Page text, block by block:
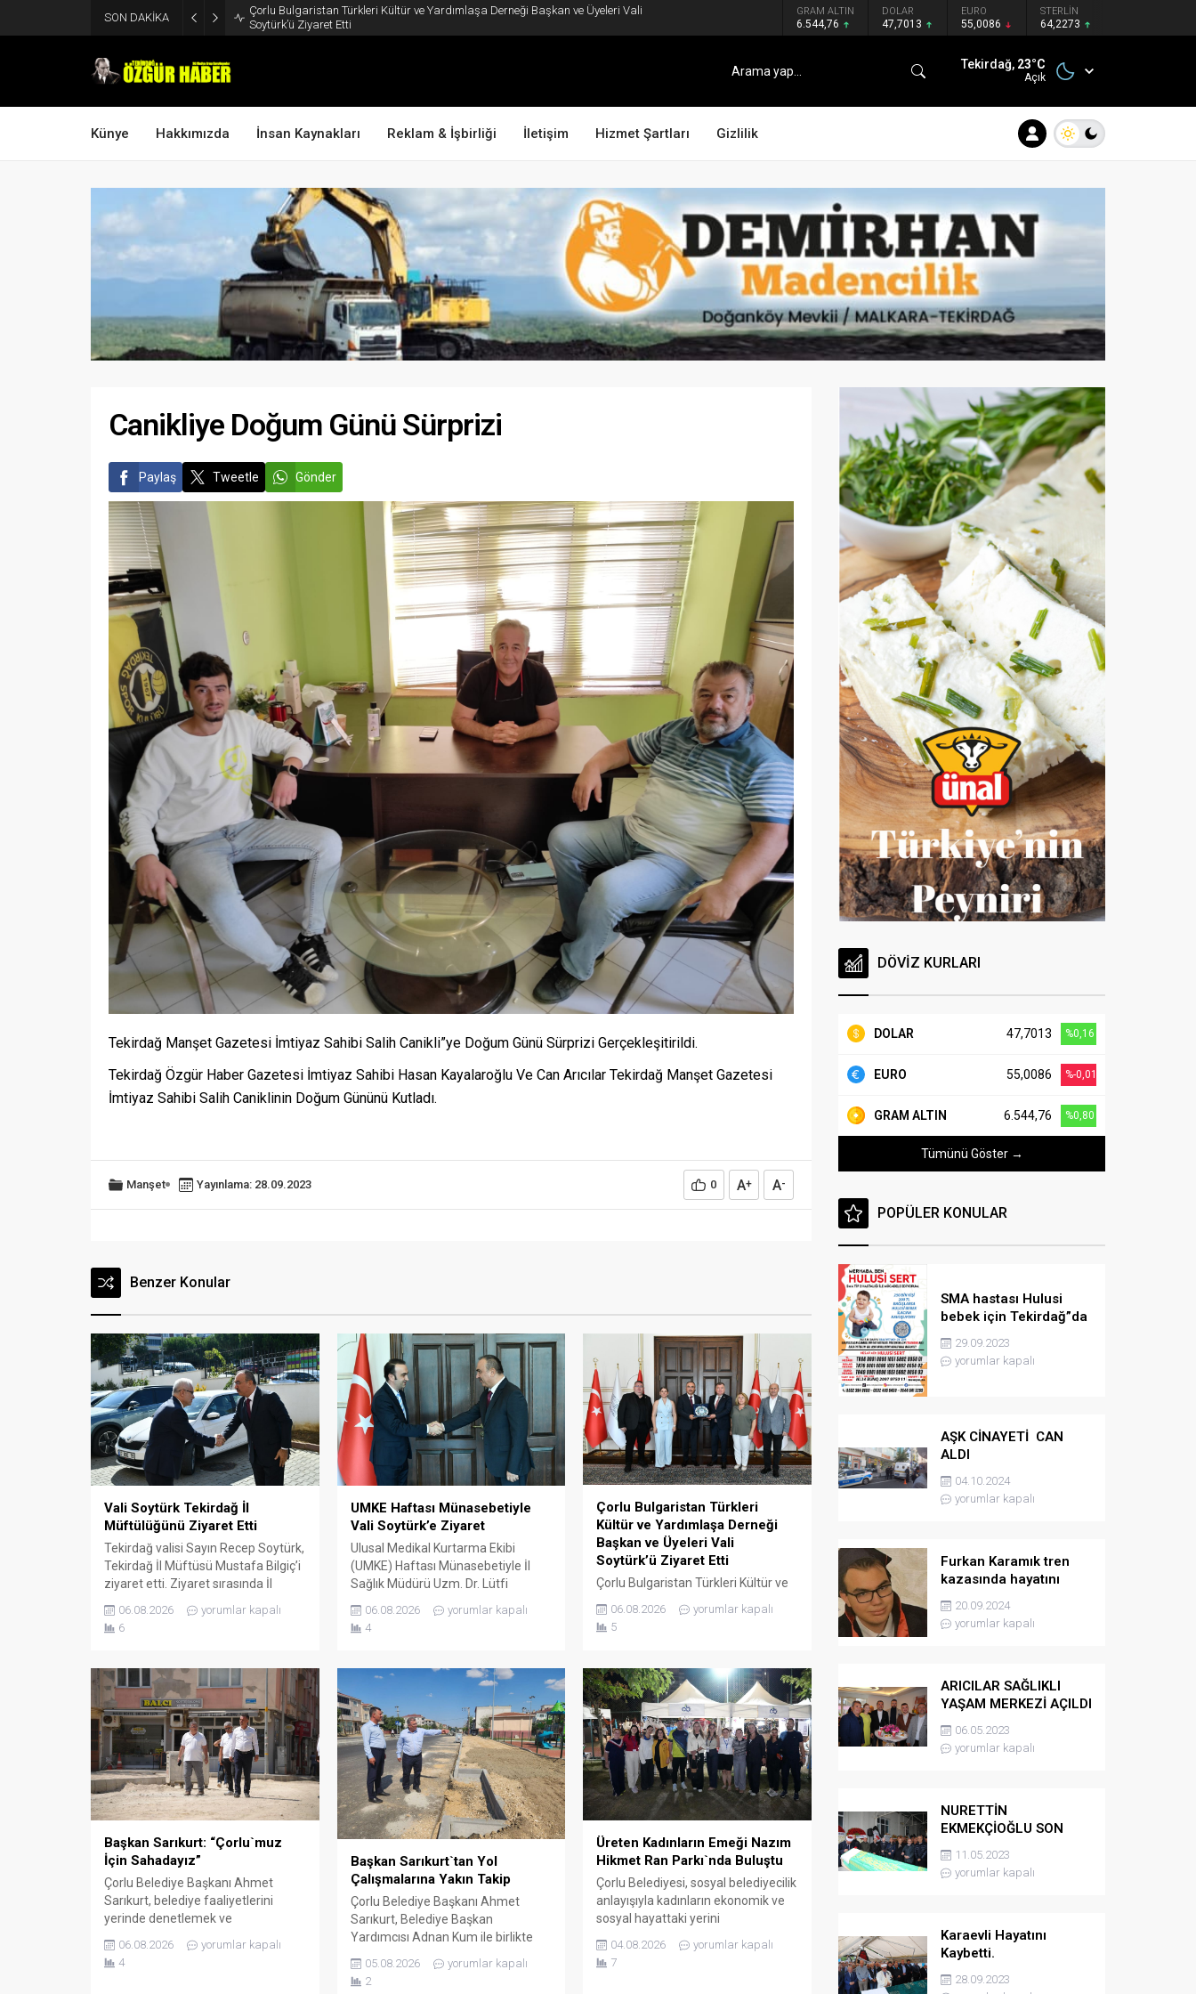
SON DAKİKA
Çorlu Bulgaristan Türkleri Kültür ve Yardımlaşa Derneği Başkan ve Üyeleri Vali
Soytürk’ü Ziyaret Etti
GRAM ALTIN
6.544,76
DOLAR
47,7013
EURO
55,0086
STERLİN
64,2273
Tekirdağ, 23°C
Açık
Künye Hakkımızda İnsan Kaynakları Reklam & İşbirliği İletişim Hizmet Şartları Gizlilik
Canikliye Doğum Günü Sürprizi
Paylaş Tweetle Gönder
Tekirdağ Manşet Gazetesi İmtiyaz Sahibi Salih Canikli”ye Doğum Günü Sürprizi Gerçekleşitirildi.
Tekirdağ Özgür Haber Gazetesi İmtiyaz Sahibi Hasan Kayalaroğlu Ve Can Arıcılar Tekirdağ Manşet Gazetesi
İmtiyaz Sahibi Salih Caniklinin Doğum Gününü Kutladı.
Manşet Yayınlama: 28.09.2023 0 A+ A-
Benzer Konular
Vali Soytürk Tekirdağ İl
Müftülüğünü Ziyaret Etti
Tekirdağ valisi Sayın Recep Soytürk,
Tekirdağ İl Müftüsü Mustafa Bilgiç’i
ziyaret etti. Ziyaret sırasında İl
Müftülüğü personeli tarafından
karşılanan Vali Soytürk ardından İl
müftülüğün çalışma ve faaliyetleri
hakkında bilgi aldı. Günün anısına
hatıra fotoğrafı çekilmesinin
ardından ziyaret sona erdi.
06.08.2026
yorumlar kapalı
6
UMKE Haftası Münasebetiyle
Vali Soytürk’e Ziyaret
Ulusal Medikal Kurtarma Ekibi
(UMKE) Haftası Münasebetiyle İl
Sağlık Müdürü Uzm. Dr. Lütfi
Başkanı Uzm. Dr. Mustafa Dönmez
ve UMKE çalışanları, Tekirdağ valisi
ziyaret etti. Ziyaret sırasında İl
Sağlık Müdürü Onar, UMKE Haftası
münasebetiyle düzenlenecek
etkinlikler hakkında Vali Soytürk’e
bilgi verdi. Ziyaretten...
06.08.2026
yorumlar kapalı
4
Çorlu Bulgaristan Türkleri
Kültür ve Yardımlaşa Derneği
Başkan ve Üyeleri Vali
Soytürk’ü Ziyaret Etti
Çorlu Bulgaristan Türkleri Kültür ve
Çetin ve yönetim kurulu üyeleri,
Tekirdağ valisi Sayın Recep
etti.Dernek Başkanı Çetin ve
yönetim kurulu üyeleri ile bir süre
görüşen Vali Soytürk, derneğin
çalışmaları hakkında bilgi aldı.
06.08.2026
yorumlar kapalı
5
Başkan Sarıkurt: “Çorlu`muz
İçin Sahadayız”
Çorlu Belediye Başkanı Ahmet
Sarıkurt, belediye faaliyetlerini
yerinde denetlemek ve
amacıyla gerçekleştirdiği mahalle
gezilerine aralıksız devam ediyor.
06.08.2026
yorumlar kapalı
4
Başkan Sarıkurt`tan Yol
Çalışmalarına Yakın Takip
Çorlu Belediye Başkanı Ahmet
Sarıkurt, Belediye Başkan
Yardımcısı Adnan Kum ile birlikte
sürdürülen altyapı ve üstyapı yol
çalışmalarını yerinde inceledi. Çorlu
05.08.2026
yorumlar kapalı
2
Üreten Kadınların Emeği Nazım
Hikmet Ran Parkı`nda Buluştu
Çorlu Belediyesi, sosyal belediyecilik
anlayışıyla kadınların ekonomik ve
sosyal hayattaki yerini
Belediye Başkanı Ahmet Sarıkurt, 6.
Ziya Berhan Kılıç Sokak Basketbolu
04.08.2026
yorumlar kapalı
7
DÖVİZ KURLARI
DOLAR 47,7013 %0,16
EURO 55,0086 %-0,01
GRAM ALTIN 6.544,76 %0,80
Tümünü Göster →
POPÜLER KONULAR
SMA hastası Hulusi
bebek için Tekirdağ”da
konser düzenlenicek
29.09.2023
yorumlar kapalı
AŞK CİNAYETİ CAN
ALDI
04.10.2024
yorumlar kapalı
Furkan Karamık tren
kazasında hayatını
kaybetti
20.09.2024
yorumlar kapalı
ARICILAR SAĞLIKLI
YAŞAM MERKEZİ AÇILDI
06.05.2023
yorumlar kapalı
NURETTİN
EKMEKÇİOĞLU SON
YOLCULUĞUNA
UĞURLANDI
11.05.2023
yorumlar kapalı
Karaevli Hayatını
Kaybetti.
28.09.2023